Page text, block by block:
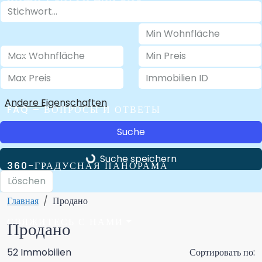
О НАС
FAQ – ВОПРОСЫ И ОТВЕТЫ
360-ГРАДУСНАЯ ПАНОРАМА
СВЯЖИТЕСЬ С НАМИ
Andere Eigenschaften
Suche
Suche speichern
Löschen
Главная
Продано
Продано
52 Immobilien
Сортировать по: